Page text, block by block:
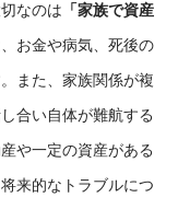
なのは 「家族で資産
お金や病気、死後の
また、家族関係が複
合い自体が難航する
や一定の資産がある
来的なトラブルにつ